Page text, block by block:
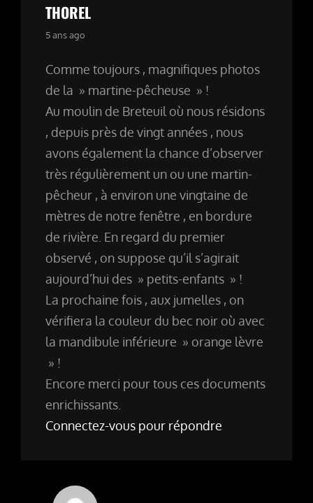
THOREL
says:
5 ans ago
Comme toujours , magnifiques photos
de la » martine-pêcheuse » !
Au moulin de Breteuil où nous résidons
, depuis près de vingt années , nous
avons également la chance d’observer
très régulièrement un ou une martin-
pêcheur , à environ une vingtaine de
mètres de notre fenêtre , en bordure
de rivière. En regard du premier
observé , on suppose qu’il s’agirait
aujourd’hui des » petits-enfants » !
La prochaine fois , aux jumelles , on
vérifiera la couleur du bec noir où avec
la mandibule inférieure » orange lèvre
» !
Encore merci pour tous ces documents
enrichissants.
Connectez-vous pour répondre